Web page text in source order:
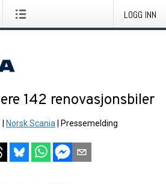
LOGG INN
142 renovasjonsbiler
Norsk Scania Pressemelding